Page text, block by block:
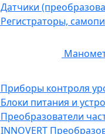
Датчики
Регистраторы,
Приборы контроля
Блоки питания и
Преобразователи
INNOVERT